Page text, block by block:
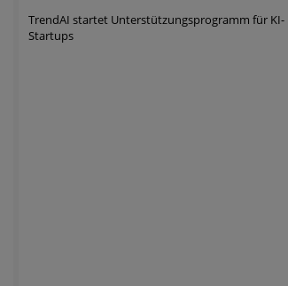
TrendAI startet Unterstützungsprogramm für KI-
Startups